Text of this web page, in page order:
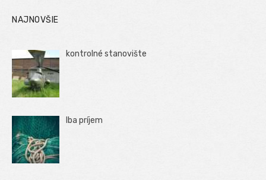
NAJNOVŠIE
kontrolné stanovište
Iba príjem